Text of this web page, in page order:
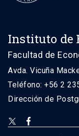
Instituto de
Facultad de
Avda. Vicuña
Teléfono: +56 2
Dirección de